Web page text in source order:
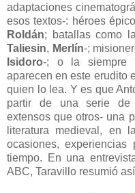
adaptaciones
esos textos-: héroes
Roldán; batallas como
Taliesin, Merlín-;
Isidoro-; o la siempre
aparecen en este erudito
quien lo lea. Y es que
partir de una serie de
extensos que otros- una
literatura medieval, en
ocasiones,
tiempo. En una
ABC, Taravillo resumió